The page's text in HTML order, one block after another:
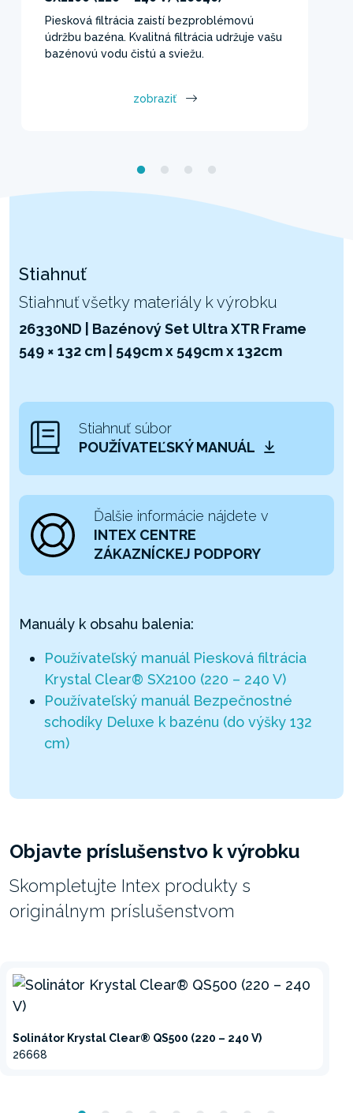
Piesková filtrácia zaistí bezproblémovú
údržbu bazéna. Kvalitná filtrácia udržuje vašu
bazénovú vodu čistú a sviežu.
zobraziť
Stiahnuť
Stiahnuť všetky materiály k výrobku
26330ND | Bazénový Set Ultra XTR Frame
549 × 132 cm | 549cm x 549cm x 132cm
Stiahnuť súbor
POUŽÍVATEĽSKÝ MANUÁL
Ďalšie informácie nájdete v
INTEX CENTRE
ZÁKAZNÍCKEJ PODPORY
Manuály k obsahu balenia:
Používateľský manuál Piesková filtrácia
Krystal Clear® SX2100 (220 – 240 V)
Používateľský manuál Bezpečnostné
schodíky Deluxe k bazénu (do výšky 132
cm)
Objavte príslušenstvo k výrobku
Skompletujte Intex produkty s
originálnym príslušenstvom
Solinátor Krystal Clear® QS500 (220 – 240 V)
26668